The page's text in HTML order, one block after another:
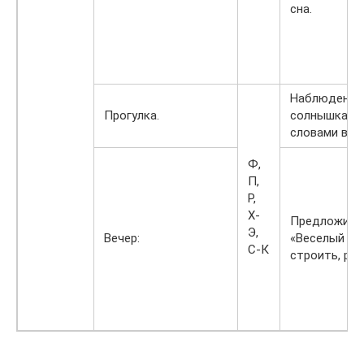
сна.
Прогулка.
Ф,
П,
Р,
Х-
Э,
С-К
Наблюдение
солнышка,
словами
Вечер:
«Веселый
строить,